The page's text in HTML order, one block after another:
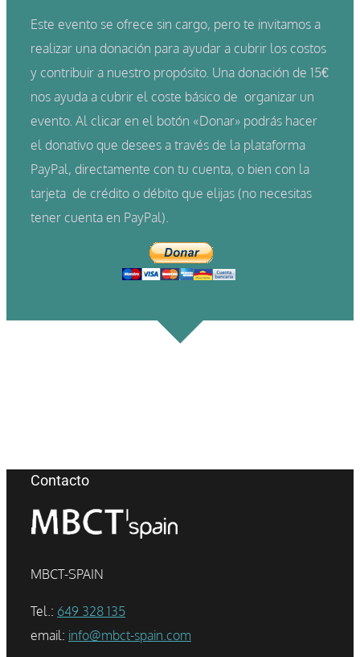
Este evento se ofrece sin cargo, pero te invitamos a
realizar una donación para ayudar a cubrir los costos
y contribuir a nuestro propósito. Una donación de 15€
nos ayuda a cubrir el coste básico de organizar un
evento. Al clicar en el botón «Donar» podrás hacer
el donativo que desees a través de la plataforma
PayPal, directamente con tu cuenta, o bien con la
tarjeta de crédito o débito que elijas (no necesitas
tener cuenta en PayPal).
Contacto
MBCT-SPAIN
Tel.: 649 328 135
email: info@mbct-spain.com